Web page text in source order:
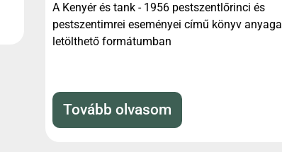
A Kenyér és tank - 1956 pestszentlőrinci és
pestszentimrei eseményei című könyv anyaga
letölthető formátumban
Tovább olvasom